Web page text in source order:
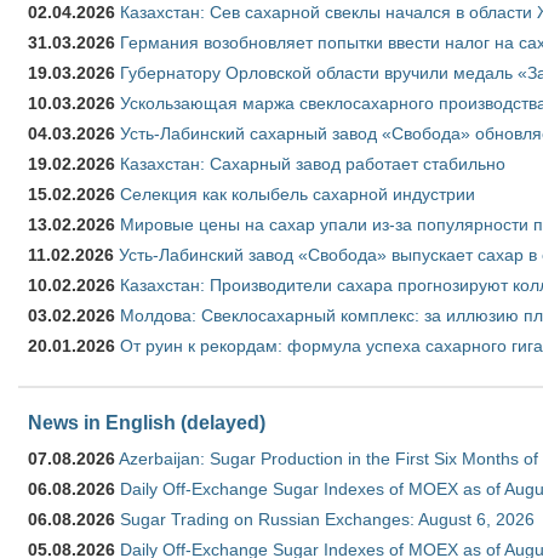
02.04.2026 Казахстан: Сев сахарной свеклы начался в области
31.03.2026 Германия возобновляет попытки ввести налог на
19.03.2026 Губернатору Орловской области вручили медаль
10.03.2026 Ускользающая маржа свеклосахарного
04.03.2026 Усть-Лабинский сахарный завод «Свобода»
19.02.2026 Казахстан: Сахарный завод работает стабильно
15.02.2026 Селекция как колыбель сахарной индустрии
13.02.2026 Мировые цены на сахар упали из-за популярности
11.02.2026 Усть-Лабинский завод «Свобода» выпускает сахар в
10.02.2026 Казахстан: Производители сахара прогнозируют
03.02.2026 Молдова: Свеклосахарный комплекс: за иллюзию
20.01.2026 От руин к рекордам: формула успеха сахарного
News in English (delayed)
07.08.2026Azerbaijan: Sugar Production in the First Six Months of
06.08.2026 Daily Off-Exchange Sugar Indexes of MOEX as of
06.08.2026 Sugar Trading on Russian Exchanges: August 6, 2026
05.08.2026 Daily Off-Exchange Sugar Indexes of MOEX as of